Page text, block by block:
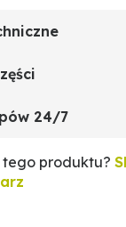
24/7
tego produktu?